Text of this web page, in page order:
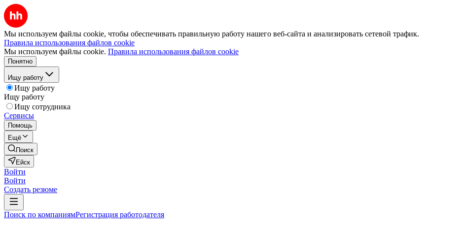
Мы используем файлы cookie, чтобы обеспечивать правильную работу нашего веб-сайта и анализировать сетевой трафик.
Правила использования файлов cookie
Мы используем файлы cookie. Правила использования файлов cookie
Понятно
Ищу работу
Ищу работу
Ищу работу
Ищу сотрудника
Сервисы
Помощь
Ещё
Поиск
Ейск
Войти
Войти
Создать резюме
Поиск по компаниямРегистрация работодателя